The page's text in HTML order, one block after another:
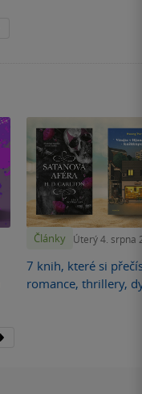
Články Úterý 4. srpna
7 knih, které si
romance, thrillery,